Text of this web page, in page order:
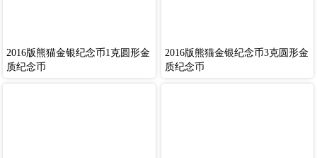
2016版熊猫金银纪念币1克圆形金
质纪念币
2016版熊猫金银纪念币3克圆形金
质纪念币